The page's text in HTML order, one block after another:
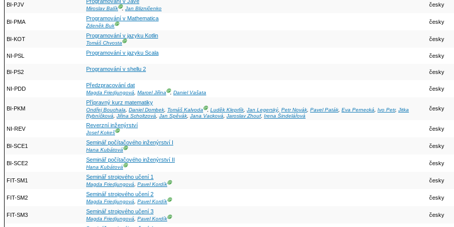
BI-PJV
Programování v Javě
Miroslav BalíkⒼ, Jan Blizničenko
česky
BI-PMA
Programování v Mathematica
Zdeněk BukⒼ česky
BI-KOT
Programování v jazyku Kotlin
Tomáš ChvostaⒼ česky
NI-PSL Programování v jazyku Scala česky
BI-PS2 Programování v shellu 2 česky
NI-PDD
Předzpracování dat
Magda Friedjungová, Marcel JiřinaⒼ, Daniel Vašata
česky
BI-PKM
Přípravný kurz matematiky
Ondřej Bouchala, Daniel Dombek, Tomáš KalvodaⒼ, Luděk Kleprlík, Jan Legerský, Petr Novák, Pavel Paták, Eva Pernecká, Ivo Petr, Jitka
Rybníčková
Jiřina Scholtzová Jan Spěvák Jana Vacková Jaroslav Zhouf, Irena Šindelářová
česky
NI-REV
Reverzní inženýrství
Josef KokešⒼ česky
BI-SCE1
Seminář počítačového inženýrství I
Hana KubátováⒼ česky
BI-SCE2
Seminář počítačového inženýrství II
Hana KubátováⒼ česky
FIT-SM1
Seminář strojového učení 1
Magda Friedjungová, Pavel KordíkⒼ česky
FIT-SM2
Seminář strojového učení 2
Magda Friedjungová, Pavel KordíkⒼ česky
FIT-SM3
Seminář strojového učení 3
Magda Friedjungová, Pavel KordíkⒼ česky